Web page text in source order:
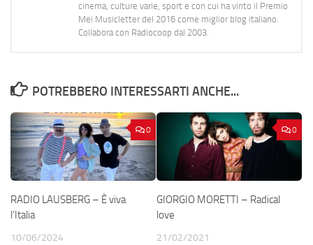
cinema, culture varie, sport e con cui ha vinto il Premio
Mei Musicletter del 2016 come miglior blog italiano.
Collabora con Radiocoop dal 2003.
POTREBBERO INTERESSARTI ANCHE...
0
RADIO LAUSBERG – È viva
l’Italia
10/06/2024
0
GIORGIO MORETTI – Radical
love
21/02/2021